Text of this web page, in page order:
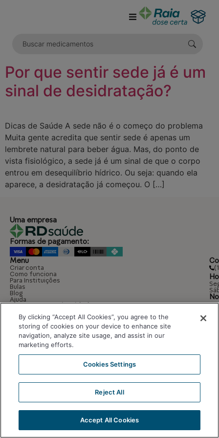
Por que sentir sede já é um
sinal de desidratação?
Dicas de Saúde A sede não é o começo do problema
Muita gente acredita que sentir sede é apenas um
lembrete natural para beber água. Mas, do ponto de
vista fisiológico, a sede já é um sinal de que o corpo
entrou em desequilíbrio hídrico. Ou seja: quando ela
aparece, a desidratação já começou. O […]
Uma empresa
Formas de pagamento:
Menu
Criar conta
Como funciona
Para Instituições
Bulas
Blog
Ajuda
Segurança e privacidade
Termos de uso
Política de privacidade
Portal do Titular dos Dados
© 2026 Dose Certa. Todos os direitos reservados.
By clicking “Accept All Cookies”, you agree to the
storing of cookies on your device to enhance site
navigation, analyze site usage, and assist in our
marketing efforts.
Cookies Settings
Reject All
Accept All Cookies